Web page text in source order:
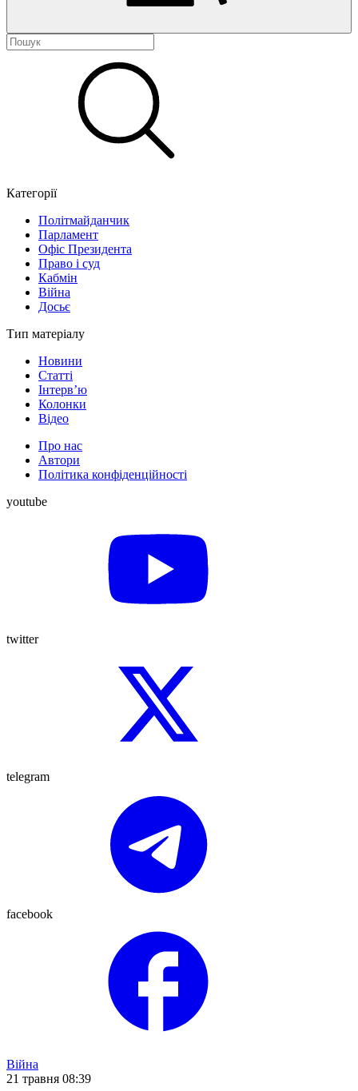
Категорії
Політмайданчик
Парламент
Офіс Президента
Право і суд
Кабмін
Війна
Досьє
Тип матеріалу
Новини
Статті
Інтерв’ю
Колонки
Відео
Про нас
Автори
Політика конфіденційності
youtube
twitter
telegram
facebook
Війна
21 травня 08:39